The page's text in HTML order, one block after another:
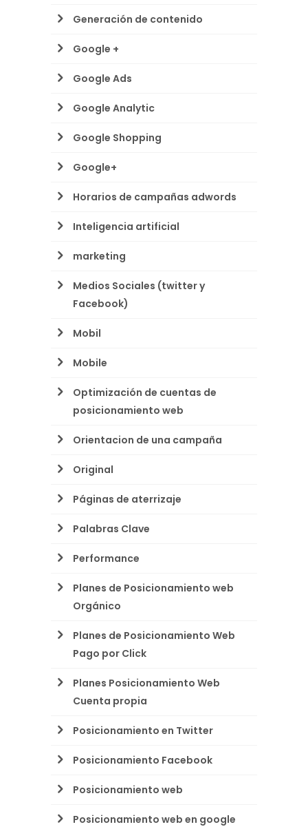
Generación de contenido
Google +
Google Ads
Google Analytic
Google Shopping
Google+
Horarios de campañas adwords
Inteligencia artificial
marketing
Medios Sociales (twitter y
Facebook)
Mobil
Mobile
Optimización de cuentas de
posicionamiento web
Orientacion de una campaña
Original
Páginas de aterrizaje
Palabras Clave
Performance
Planes de Posicionamiento web
Orgánico
Planes de Posicionamiento Web
Pago por Click
Planes Posicionamiento Web
Cuenta propia
Posicionamiento en Twitter
Posicionamiento Facebook
Posicionamiento web
Posicionamiento web en google